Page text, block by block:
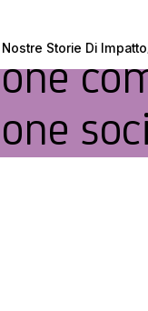
Storie Di Impatto